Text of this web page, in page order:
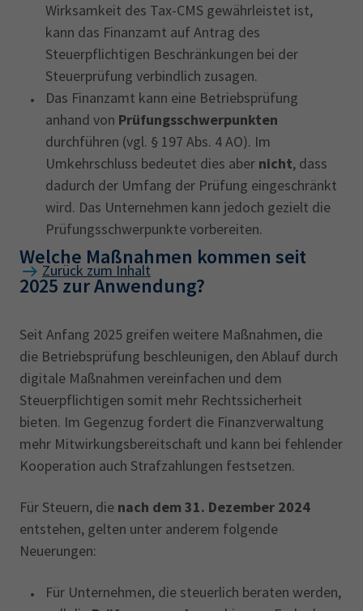
Wirksamkeit des Tax-CMS gewährleistet ist,
kann das Finanzamt auf Antrag des
Steuerpflichtigen Beschränkungen bei der
Steuerprüfung verbindlich zusagen.
Das Finanzamt kann eine Betriebsprüfung
anhand von Prüfungsschwerpunkten
durchführen (vgl. § 197 Abs. 4 AO). Im
Umkehrschluss bedeutet dies aber nicht, dass
dadurch der Umfang der Prüfung eingeschränkt
wird. Das Unternehmen kann jedoch gezielt die
Prüfungsschwerpunkte vorbereiten.
Zurück zum Inhalt
Welche Maßnahmen kommen seit
2025 zur Anwendung?
Seit Anfang 2025 greifen weitere Maßnahmen, die
die Betriebsprüfung beschleunigen, den Ablauf durch
digitale Maßnahmen vereinfachen und dem
Steuerpflichtigen somit mehr Rechtssicherheit
bieten. Im Gegenzug fordert die Finanzverwaltung
mehr Mitwirkungsbereitschaft und kann bei fehlender
Kooperation auch Strafzahlungen festsetzen.
Für Steuern, die nach dem 31. Dezember 2024
entstehen, gelten unter anderem folgende
Neuerungen:
Für Unternehmen, die steuerlich beraten werden,